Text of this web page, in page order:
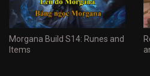
Morgana Build S14: Runes and
Items